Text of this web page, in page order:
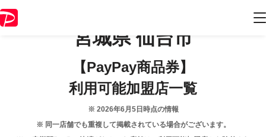
宮城県 仙台市
【PayPay商品券】
利用可能加盟店一覧
※ 2026年6月5日 時点の情報
※ 同一店舗でも重複して掲載されている場合がございます。